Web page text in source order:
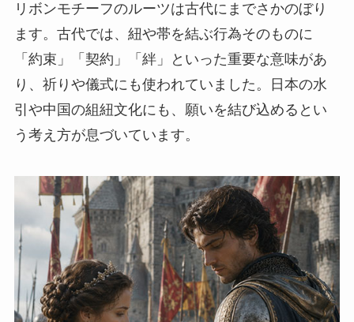
リボンモチーフのルーツは古代にまでさかのぼり
ます。古代では、紐や帯を結ぶ行為そのものに
「約束」「契約」「絆」といった重要な意味があ
り、祈りや儀式にも使われていました。日本の水
引や中国の組紐文化にも、願いを結び込めるとい
う考え方が息づいています。